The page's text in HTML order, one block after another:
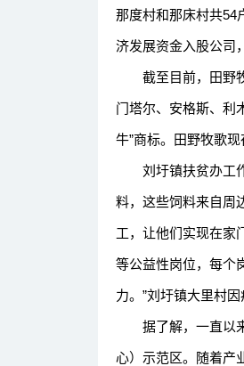
那度村和那床村共54
济发展资金入股公司
截至目前，田野牧
门塔尔、安格斯、利
牛”商标。田野牧歌
刘圩镇扶贫办工作
料，这些饲料来自周
工，让他们实现在家
等公益性岗位，每个
力。”刘圩镇大里村
据了解，一直以来
心）示范区。随着产